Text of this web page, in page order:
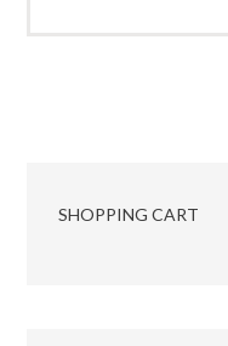
SHOPPING CART